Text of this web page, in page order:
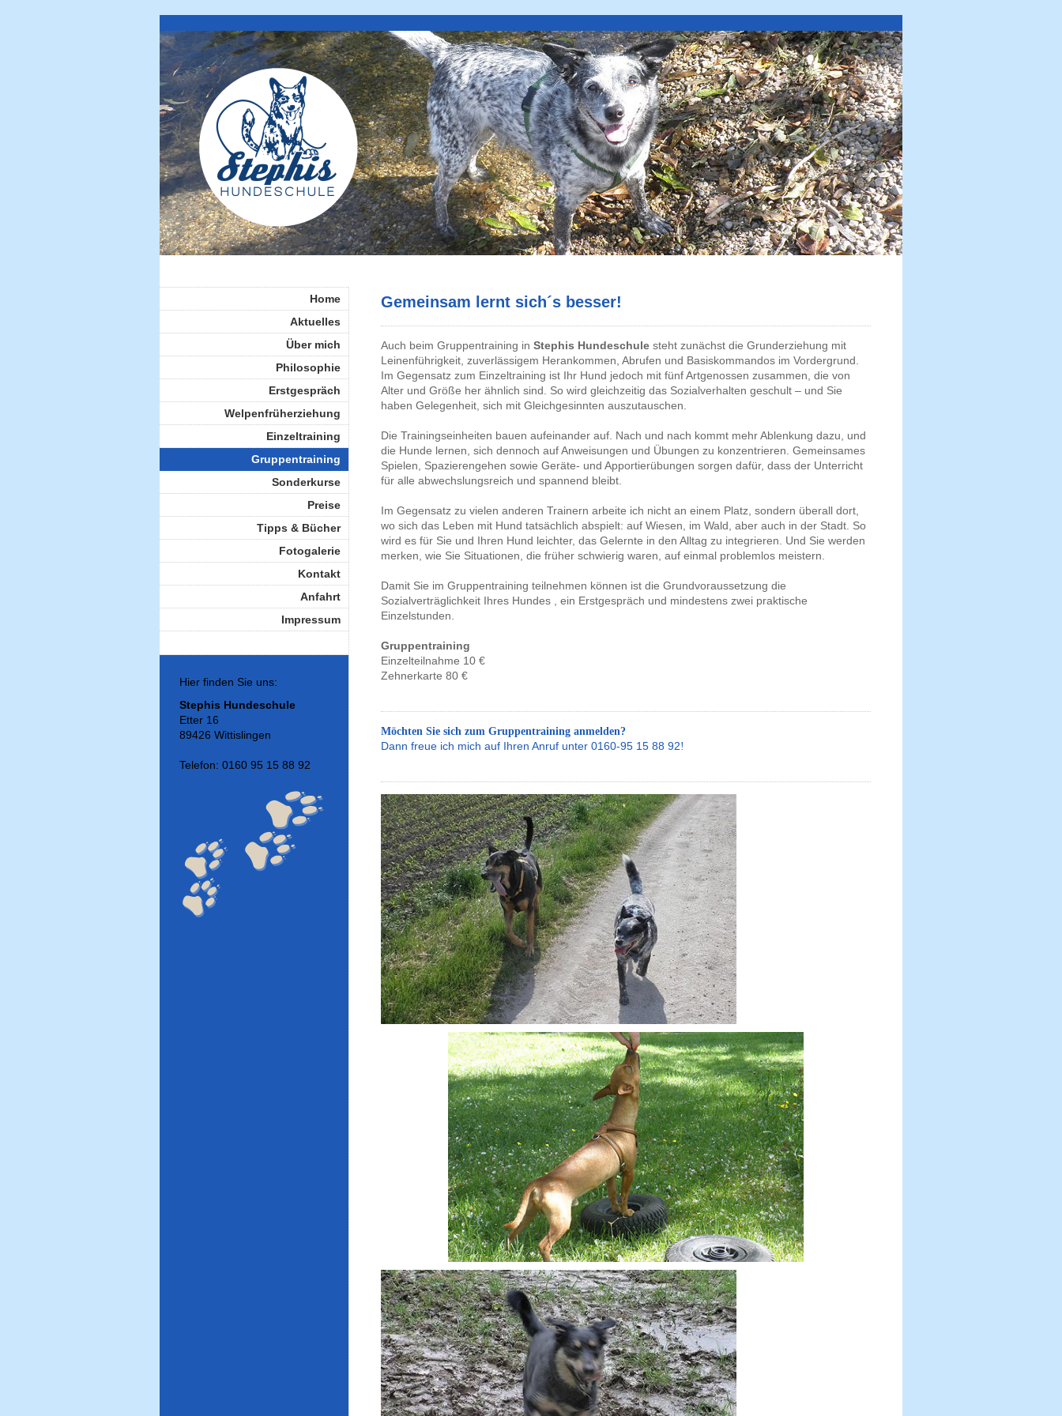
Gemeinsam lernt sich´s besser!
Auch beim Gruppentraining in Stephis Hundeschule steht zunächst die Grunderziehung mit
Leinenführigkeit, zuverlässigem Herankommen, Abrufen und Basiskommandos im Vordergrund.
Im Gegensatz zum Einzeltraining ist Ihr Hund jedoch mit fünf Artgenossen zusammen, die von
Alter und Größe her ähnlich sind. So wird gleichzeitig das Sozialverhalten geschult – und Sie
haben Gelegenheit, sich mit Gleichgesinnten auszutauschen.
Die Trainingseinheiten bauen aufeinander auf. Nach und nach kommt mehr Ablenkung dazu, und
die Hunde lernen, sich dennoch auf Anweisungen und Übungen zu konzentrieren. Gemeinsames
Spielen, Spazierengehen sowie Geräte- und Apportierübungen sorgen dafür, dass der Unterricht
für alle abwechslungsreich und spannend bleibt.
Im Gegensatz zu vielen anderen Trainern arbeite ich nicht an einem Platz, sondern überall dort,
wo sich das Leben mit Hund tatsächlich abspielt: auf Wiesen, im Wald, aber auch in der Stadt. So
wird es für Sie und Ihren Hund leichter, das Gelernte in den Alltag zu integrieren. Und Sie werden
merken, wie Sie Situationen, die früher schwierig waren, auf einmal problemlos meistern.
Damit Sie im Gruppentraining teilnehmen können ist die Grundvoraussetzung die
Sozialverträglichkeit Ihres Hundes , ein Erstgespräch und mindestens zwei praktische
Einzelstunden.
Gruppentraining
Einzelteilnahme 10 €
Zehnerkarte 80 €
Möchten Sie sich zum Gruppentraining anmelden?
Dann freue ich mich auf Ihren Anruf unter 0160-95 15 88 92!
Home
Aktuelles
Über mich
Philosophie
Erstgespräch
Welpenfrüherziehung
Einzeltraining
Gruppentraining
Sonderkurse
Preise
Tipps & Bücher
Fotogalerie
Kontakt
Anfahrt
Impressum
Hier finden Sie uns:
Stephis Hundeschule
Etter 16
89426 Wittislingen
Telefon: 0160 95 15 88 92